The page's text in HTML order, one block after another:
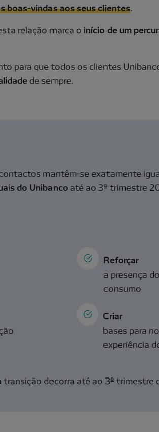
boas‑vindas aos seus clientes.
relação marca o início de um
para que todos os clientes
de sempre.
mantêm‑se exatamente
do Unibanco até ao 3º trimestre
Reforçar
a presença
consumo
Criar
bases para
experiência
decorra até ao 3º